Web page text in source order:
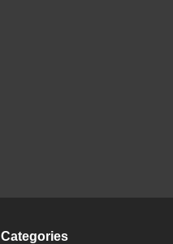
Categories